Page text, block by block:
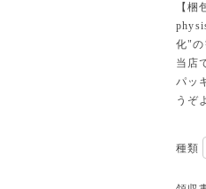
【梱
化"の
当店
パッ
うぞ
種類